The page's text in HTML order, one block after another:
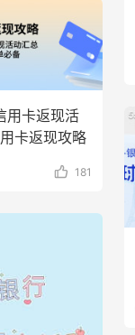
用卡返现活
卡返现攻略
181